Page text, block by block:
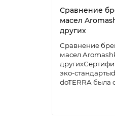
Сравнение
масел
других
Сравнение
масел
эко-
doTERRA была